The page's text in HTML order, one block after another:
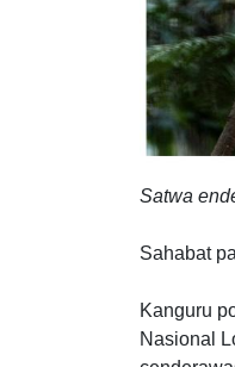
Satwa
Sahabat
Kanguru
Nasional